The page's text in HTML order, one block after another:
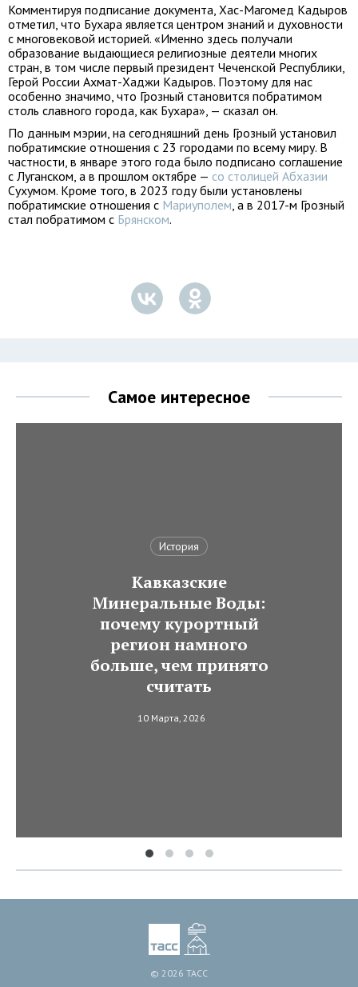
Комментируя подписание документа, Хас-Магомед Кадыров
отметил, что Бухара является центром знаний и духовности
с многовековой историей. «Именно здесь получали
образование выдающиеся религиозные деятели многих
стран, в том числе первый президент Чеченской Республики,
Герой России Ахмат-Хаджи Кадыров. Поэтому для нас
особенно значимо, что Грозный становится побратимом
столь славного города, как Бухара», — сказал он.
По данным мэрии, на сегодняшний день Грозный установил
побратимские отношения с 23 городами по всему миру. В
частности, в январе этого года было подписано соглашение
с Луганском, а в прошлом октябре — со столицей Абхазии
Сухумом. Кроме того, в 2023 году были установлены
побратимские отношения с Мариуполем, а в 2017-м Грозный
стал побратимом с Брянском.
Самое интересное
История
Кавказские
Минеральные Воды:
почему курортный
регион намного
больше, чем принято
считать
10 Марта, 2026
© 2026 ТАСС